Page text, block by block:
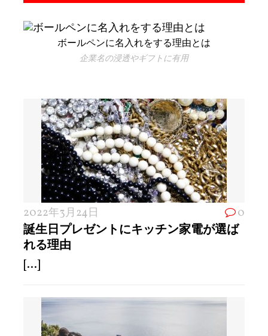
ボールペンに名入れをする理由とは
企業名の浸透やギフトに有用
2022年3月24日 0
誕生日プレゼントにキッチン家電が選ば
れる理由
[...]